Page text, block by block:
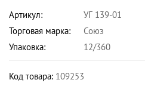
Артикул:
УГ 139-01
Торговая марка:
Союз
Упаковка:
12/360
Код товара: 109253